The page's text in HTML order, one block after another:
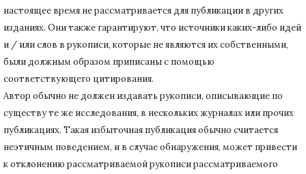
настоящее время не рассматривается для публикации в других
изданиях. Они также гарантируют, что источники каких-либо идей
и / или слов в рукописи, которые не являются их собственными,
были должным образом приписаны с помощью
соответствующего цитирования.
Автор обычно не должен издавать рукописи, описывающие по
существу те же исследования, в нескольких журналах или прочих
публикациях. Такая избыточная публикация обычно считается
неэтичным поведением, и в случае обнаружения, может привести
к отклонению рассматриваемой рукописи рассматриваемого